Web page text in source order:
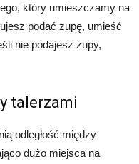
który umieszczamy na
podać zupę, umieść
nie podajesz zupy,
talerzami
odległość między
dużo miejsca na